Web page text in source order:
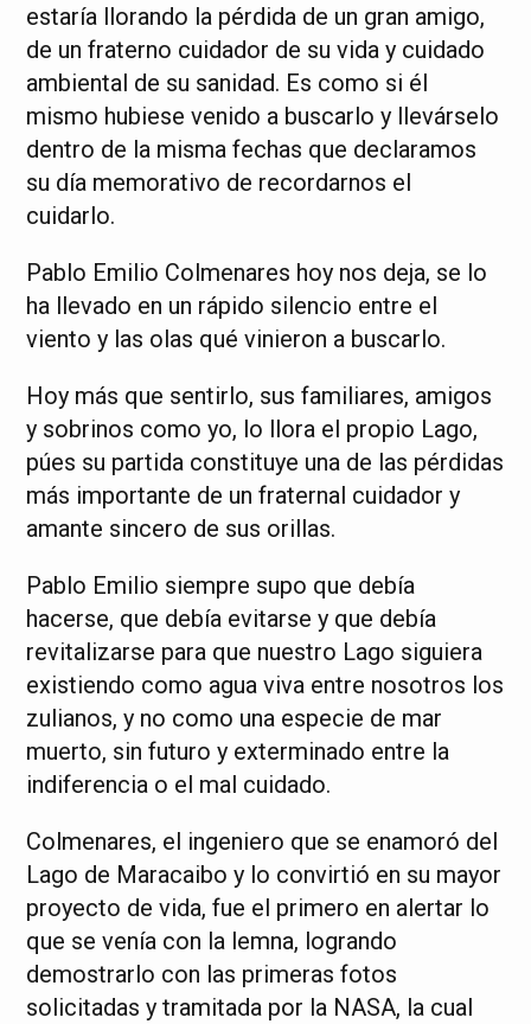
estaría llorando la pérdida de un gran amigo,
de un fraterno cuidador de su vida y cuidado
ambiental de su sanidad. Es como si él
mismo hubiese venido a buscarlo y llevárselo
dentro de la misma fechas que declaramos
su día memorativo de recordarnos el
cuidarlo.
Pablo Emilio Colmenares hoy nos deja, se lo
ha llevado en un rápido silencio entre el
viento y las olas qué vinieron a buscarlo.
Hoy más que sentirlo, sus familiares, amigos
y sobrinos como yo, lo llora el propio Lago,
púes su partida constituye una de las pérdidas
más importante de un fraternal cuidador y
amante sincero de sus orillas.
Pablo Emilio siempre supo que debía
hacerse, que debía evitarse y que debía
revitalizarse para que nuestro Lago siguiera
existiendo como agua viva entre nosotros los
zulianos, y no como una especie de mar
muerto, sin futuro y exterminado entre la
indiferencia o el mal cuidado.
Colmenares, el ingeniero que se enamoró del
Lago de Maracaibo y lo convirtió en su mayor
proyecto de vida, fue el primero en alertar lo
que se venía con la lemna, logrando
demostrarlo con las primeras fotos
solicitadas y tramitada por la NASA, la cual